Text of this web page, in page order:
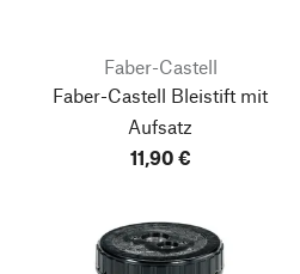
Faber-Castell
Faber-Castell Bleistift mit
Aufsatz
11,90 €